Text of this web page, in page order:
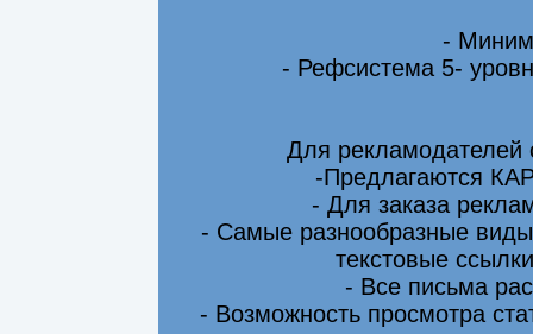
-
- Рефсистема 5-
Для
-Предлагаются
- Для заказа
- Самые разнообразные
текстовые
- Все письма
- Возможность просмотра